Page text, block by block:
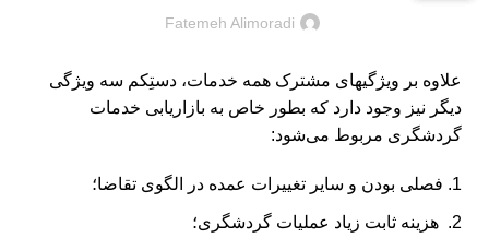
Fatemeh Alimoradi
علاوه‎ بر ویژگی‎های مشترک همه خدمات، دستِ‎کم سه ویژگی
دیگر نیز وجود دارد که بطور خاص به بازاریابی خدمات
گردشگری مربوط می‌شود:
فصلی ‎بودن و سایر تغییرات عمده در الگوی تقاضا؛
هزینه ثابت زیاد عملیات گردشگری؛